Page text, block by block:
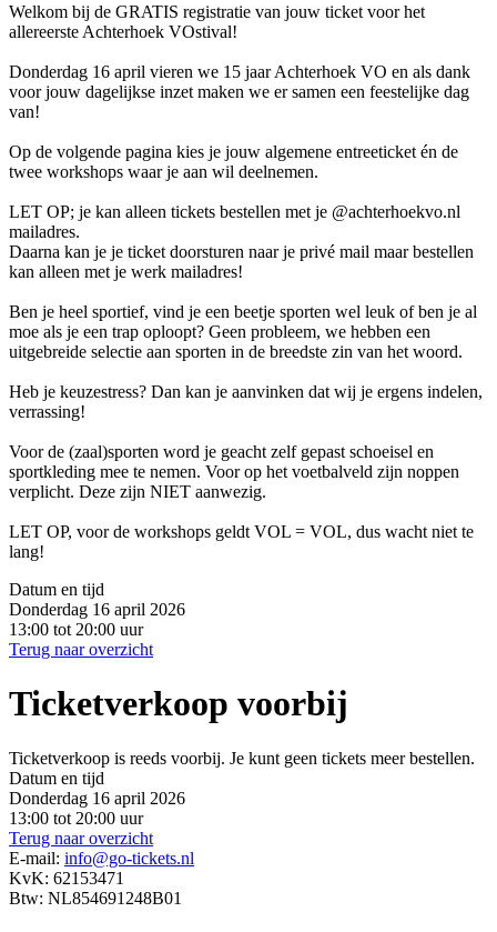
Welkom bij de GRATIS registratie van jouw ticket voor het
allereerste Achterhoek VOstival!
Donderdag 16 april vieren we 15 jaar Achterhoek VO en als dank
voor jouw dagelijkse inzet maken we er samen een feestelijke dag
van!
Op de volgende pagina kies je jouw algemene entreeticket én de
twee workshops waar je aan wil deelnemen.
LET OP; je kan alleen tickets bestellen met je @achterhoekvo.nl
mailadres.
Daarna kan je je ticket doorsturen naar je privé mail maar bestellen
kan alleen met je werk mailadres!
Ben je heel sportief, vind je een beetje sporten wel leuk of ben je al
moe als je een trap oploopt? Geen probleem, we hebben een
uitgebreide selectie aan sporten in de breedste zin van het woord.
Heb je keuzestress? Dan kan je aanvinken dat wij je ergens indelen,
verrassing!
Voor de (zaal)sporten word je geacht zelf gepast schoeisel en
sportkleding mee te nemen. Voor op het voetbalveld zijn noppen
verplicht. Deze zijn NIET aanwezig.
LET OP, voor de workshops geldt VOL = VOL, dus wacht niet te
lang!
Datum en tijd
Donderdag 16 april 2026
13:00 tot 20:00 uur
Terug naar overzicht
Ticketverkoop voorbij
Ticketverkoop is reeds voorbij. Je kunt geen tickets meer bestellen.
Datum en tijd
Donderdag 16 april 2026
13:00 tot 20:00 uur
Terug naar overzicht
E-mail: info@go-tickets.nl
KvK: 62153471
Btw: NL854691248B01